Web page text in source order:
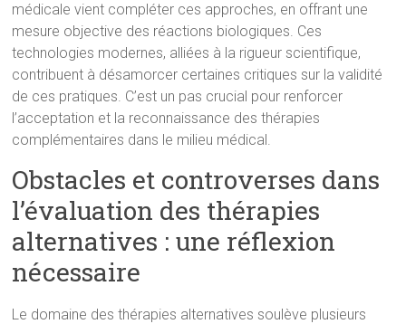
médicale vient compléter ces approches, en offrant une
mesure objective des réactions biologiques. Ces
technologies modernes, alliées à la rigueur scientifique,
contribuent à désamorcer certaines critiques sur la validité
de ces pratiques. C’est un pas crucial pour renforcer
l’acceptation et la reconnaissance des thérapies
complémentaires dans le milieu médical.
Obstacles et controverses dans
l’évaluation des thérapies
alternatives : une réflexion
nécessaire
Le domaine des thérapies alternatives soulève plusieurs